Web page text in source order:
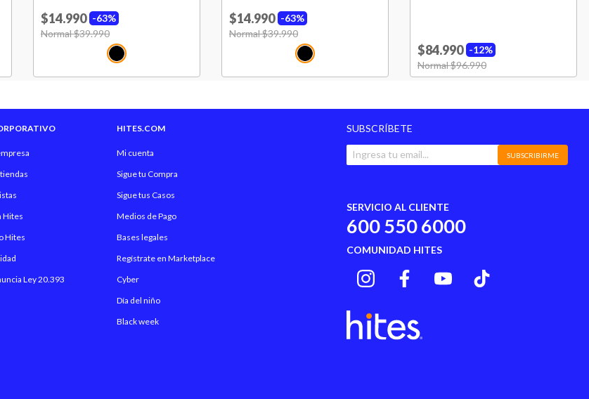
63%
$14.990
Price reduced from
Normal $39.990
63%
$14.990
Price reduced from
Normal $39.990
12%
$84.990
Price reduced from
Normal $96.990
Hites
Hites
Ley 20.393
HITES.COM
Mi cuenta
Sigue tu Compra
Sigue tus Casos
Medios de Pago
Bases legales
Regístrate en Marketplace
Cyber
Día del niño
Black week
SUBSCRÍBETE
SUBSCRIBIRME
SERVICIO AL CLIENTE
600 550 6000
COMUNIDAD HITES